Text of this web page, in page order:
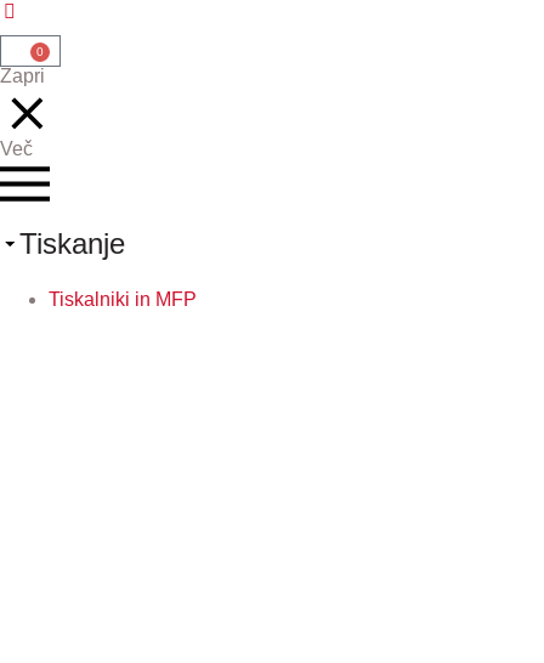
0
Zapri
Več
Tiskanje
Tiskalniki in MFP